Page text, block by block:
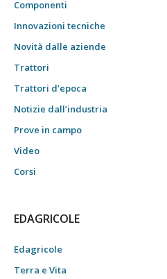
Componenti
Innovazioni tecniche
Novità dalle aziende
Trattori
Trattori d’epoca
Notizie dall’industria
Prove in campo
Video
Corsi
EDAGRICOLE
Edagricole
Terra e Vita